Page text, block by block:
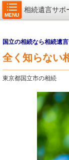
MENU
相続遺言サポ
国立の相続なら相続遺
全く知らない
東京都国立市の相続